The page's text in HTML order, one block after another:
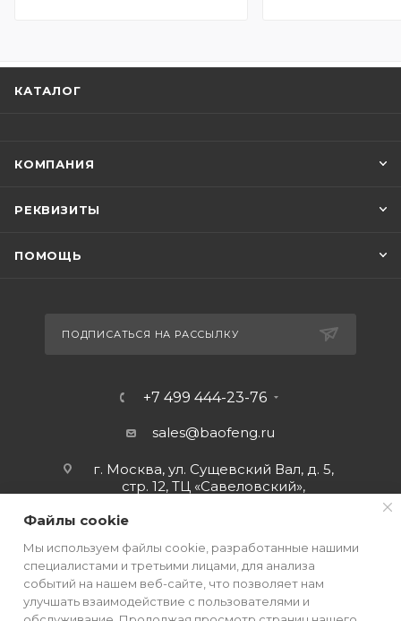
КАТАЛОГ
КОМПАНИЯ
РЕКВИЗИТЫ
ПОМОЩЬ
ПОДПИСАТЬСЯ НА РАССЫЛКУ
+7 499 444-23-76
sales@baofeng.ru
г. Москва, ул. Сущевский Вал, д. 5,
стр. 12, ТЦ «Савеловский»,
Файлы cookie
Мы используем файлы cookie, разработанные нашими
специалистами и третьими лицами, для анализа
событий на нашем веб-сайте, что позволяет нам
улучшать взаимодействие с пользователями и